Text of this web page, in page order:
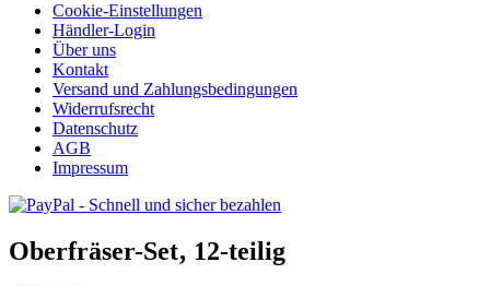
Cookie-Einstellungen
Händler-Login
Über uns
Kontakt
Versand und Zahlungsbedingungen
Widerrufsrecht
Datenschutz
AGB
Impressum
Oberfräser-Set‚ 12-teilig